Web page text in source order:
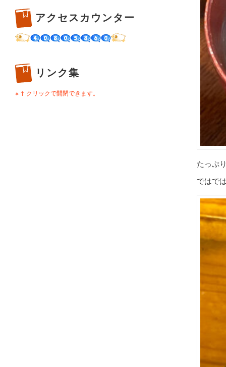
たっぷ
ではで
アクセスカウンター
リンク集
※ ↑ クリックで開閉できます。